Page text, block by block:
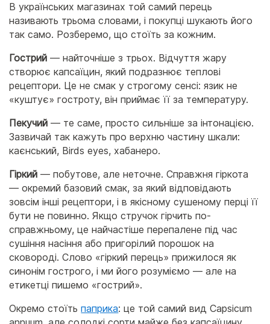
В українських магазинах той самий перець
називають трьома словами, і покупці шукають його
так само. Розберемо, що стоїть за кожним.
Гострий — найточніше з трьох. Відчуття жару
створює капсаїцин, який подразнює теплові
рецептори. Це не смак у строгому сенсі: язик не
«куштує» гостроту, він приймає її за температуру.
Пекучий — те саме, просто сильніше за інтонацією.
Зазвичай так кажуть про верхню частину шкали:
каєнський, Birds eyes, хабанеро.
Гіркий — побутове, але неточне. Справжня гіркота
— окремий базовий смак, за який відповідають
зовсім інші рецептори, і в якісному сушеному перці її
бути не повинно. Якщо стручок гірчить по-
справжньому, це найчастіше перепалене під час
сушіння насіння або пригорілий порошок на
сковороді. Слово «гіркий перець» прижилося як
синонім гострого, і ми його розуміємо — але на
етикетці пишемо «гострий».
Окремо стоїтьпаприка: це той самий вид Capsicum